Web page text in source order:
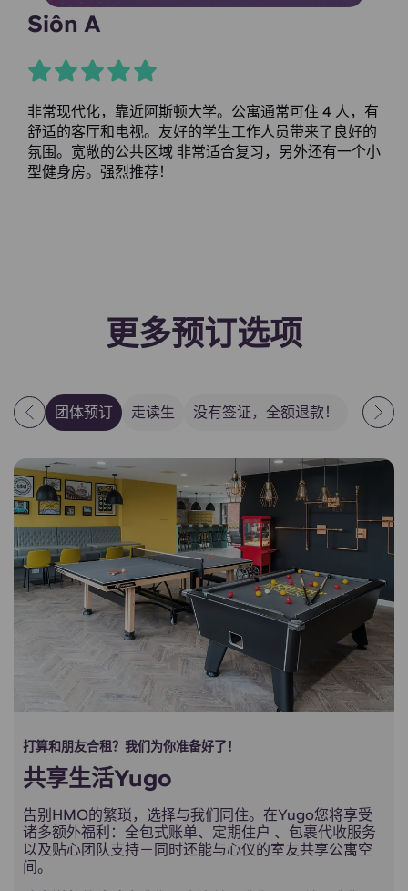
Siôn A
非常现代化，靠近阿斯顿大学。公寓通常可住 4 人，有
舒适的客厅和电视。友好的学生工作人员带来了良好的
氛围。宽敞的公共区域 非常适合复习，另外还有一个小
型健身房。强烈推荐！
更多预订选项
团体预订 走读生 没有签证，全额退款！
打算和朋友合租？我们为你准备好了！
共享生活Yugo
告别HMO的繁琐，选择与我们同住。在Yugo您将享受
诸多额外福利：全包式账单、定期住户 、包裹代收服务
以及贴心团队支持－同时还能与心仪的室友共享公寓空
间。